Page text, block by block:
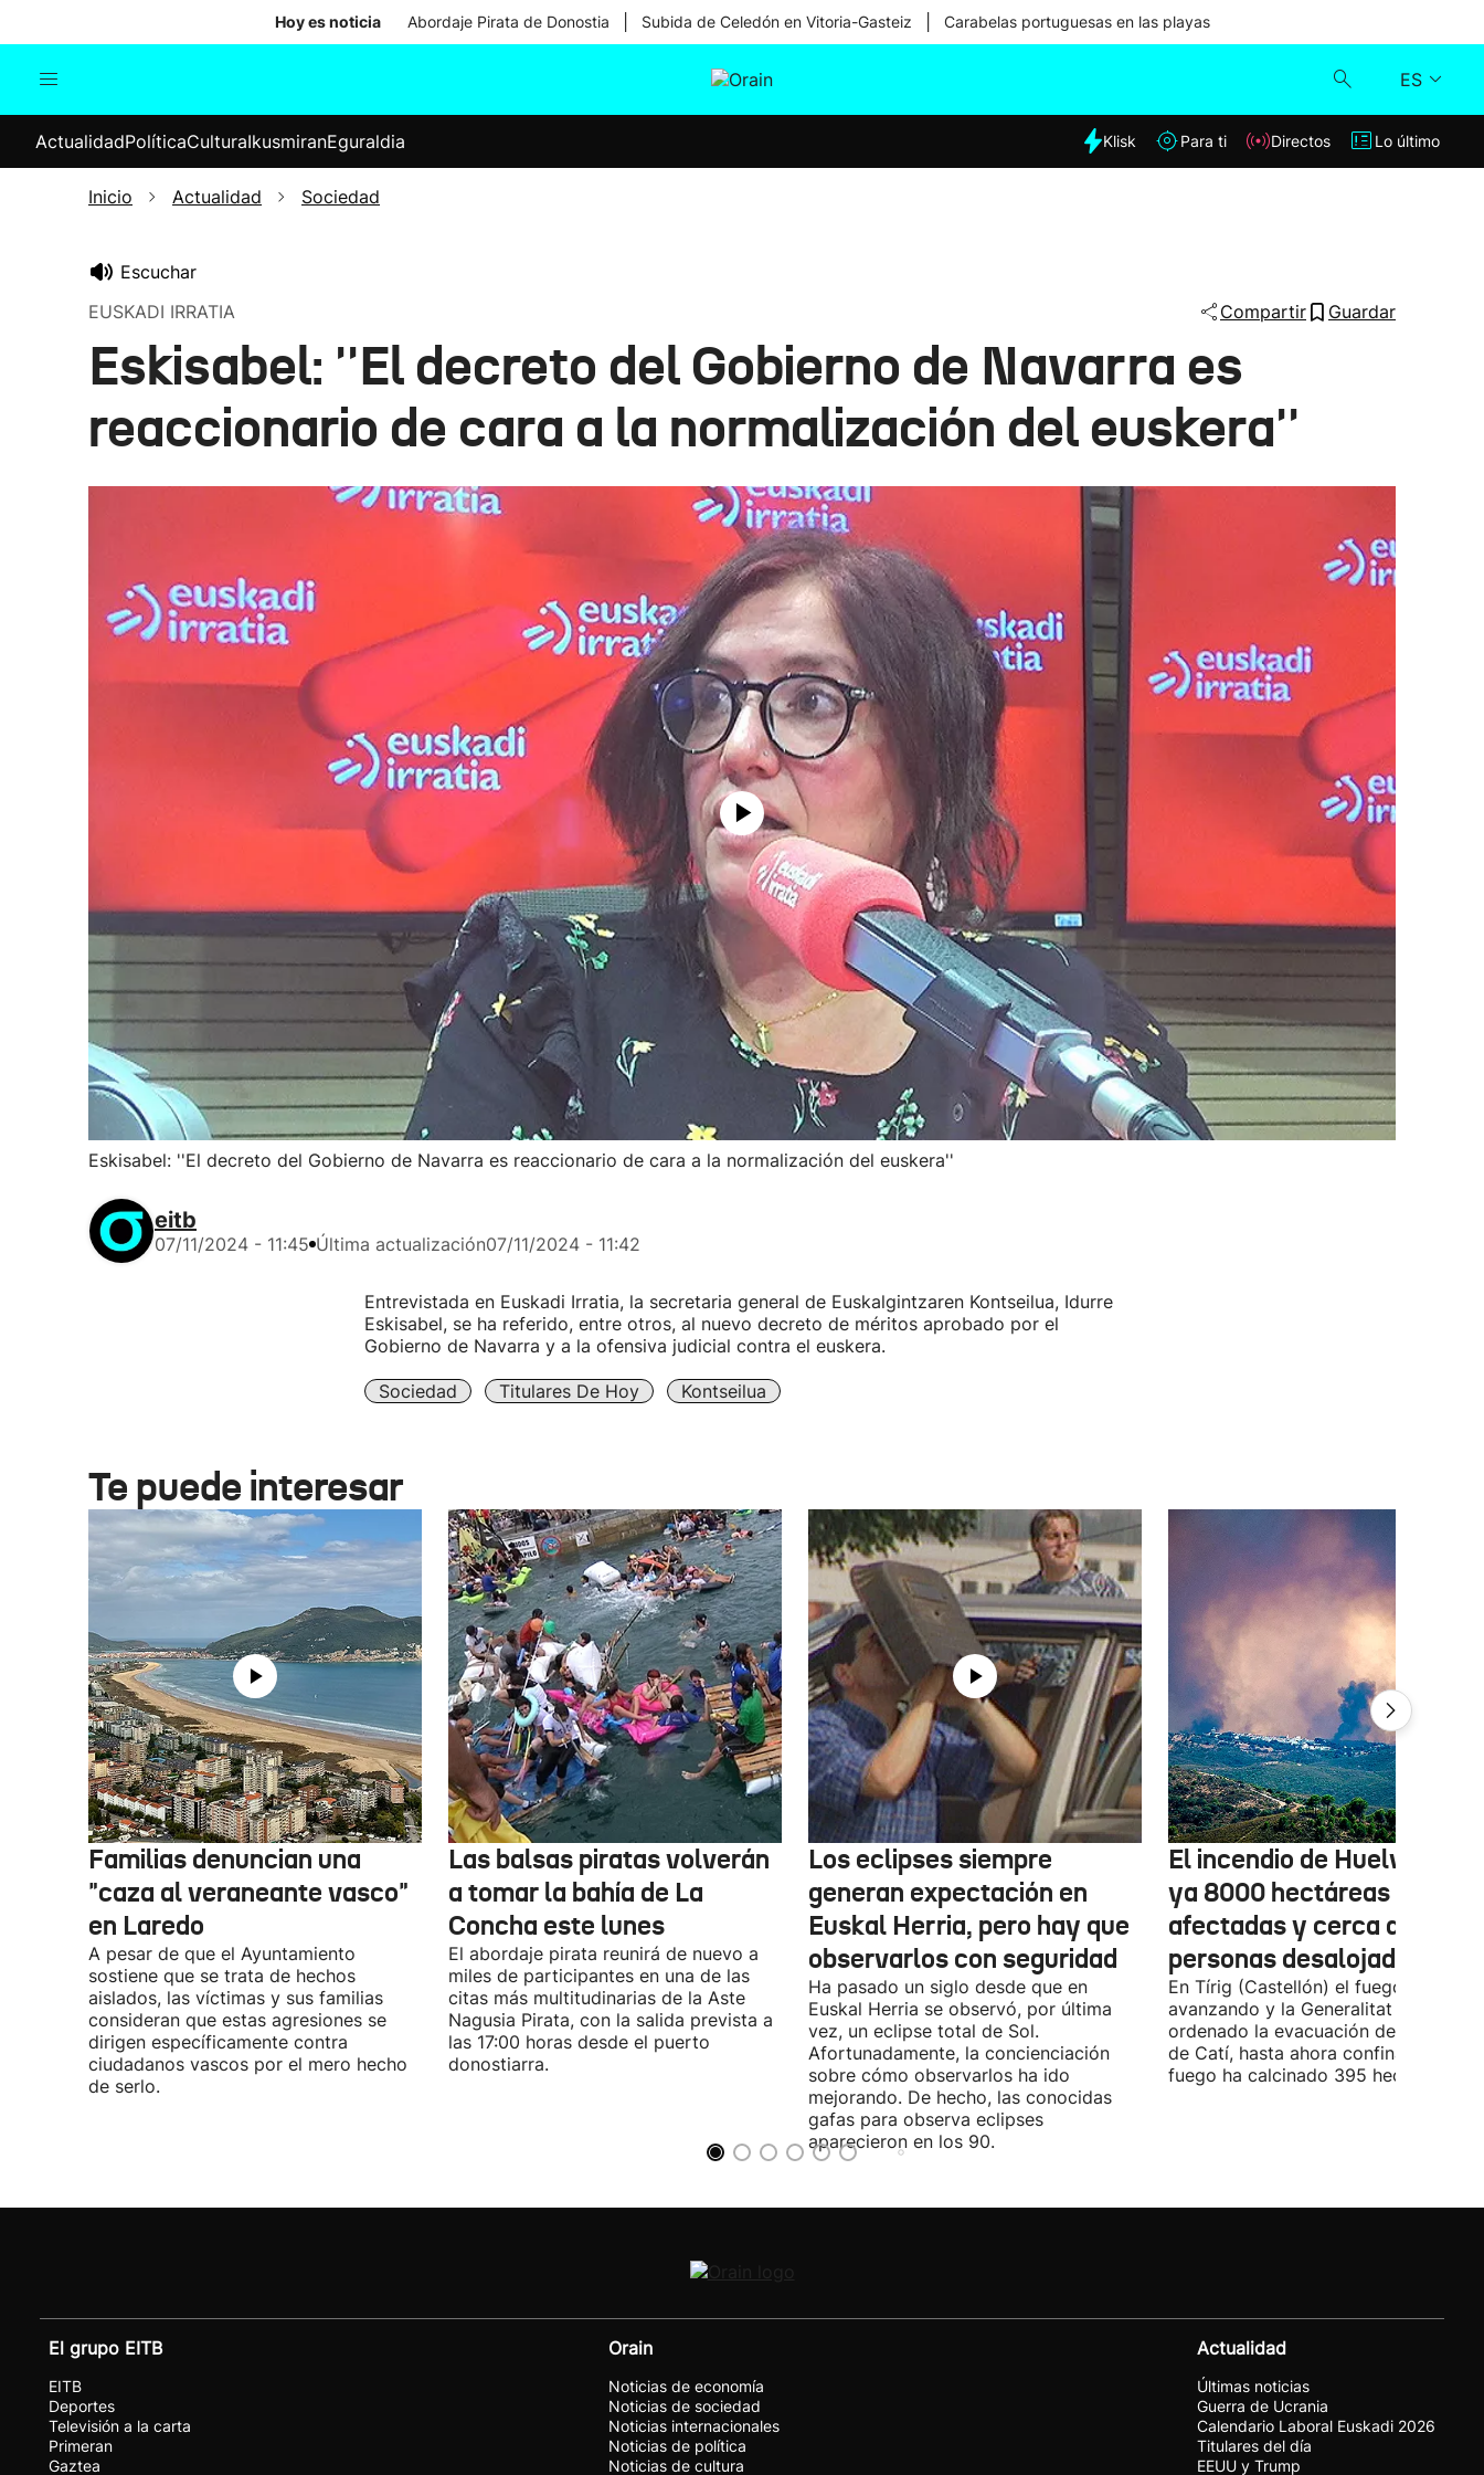
Hoy es noticia Abordaje Pirata de Donostia Subida de Celedón en Vitoria-Gasteiz Carabelas portuguesas en las playas
ES
Internacional
Elecciones
Klisk
ActualidadPolíticaCulturaIkusmiranEguraldia Klisk Para ti Directos Lo último
Inicio Actualidad Sociedad
Escuchar
EUSKADI IRRATIA
Compartir Guardar
Eskisabel: ''El decreto del Gobierno de Navarra es
reaccionario de cara a la normalización del euskera''
Eskisabel: ''El decreto del Gobierno de Navarra es reaccionario de cara a la normalización del euskera''
eitb
07/11/2024 - 11:45 Última actualización07/11/2024 - 11:42
Entrevistada en Euskadi Irratia, la secretaria general de Euskalgintzaren Kontseilua, Idurre
Eskisabel, se ha referido, entre otros, al nuevo decreto de méritos aprobado por el
Gobierno de Navarra y a la ofensiva judicial contra el euskera.
Sociedad Titulares De Hoy Kontseilua
Te puede interesar
Familias denuncian una
"caza al veraneante vasco"
en Laredo
A pesar de que el Ayuntamiento
sostiene que se trata de hechos
aislados, las víctimas y sus familias
consideran que estas agresiones se
dirigen específicamente contra
ciudadanos vascos por el mero hecho
de serlo.
Las balsas piratas volverán
a tomar la bahía de La
Concha este lunes
El abordaje pirata reunirá de nuevo a
miles de participantes en una de las
citas más multitudinarias de la Aste
Nagusia Pirata, con la salida prevista a
las 17:00 horas desde el puerto
donostiarra.
Los eclipses siempre
generan expectación en
Euskal Herria, pero hay que
observarlos con seguridad
Ha pasado un siglo desde que en
Euskal Herria se observó, por última
vez, un eclipse total de Sol.
Afortunadamente, la concienciación
sobre cómo observarlos ha ido
mejorando. De hecho, las conocidas
gafas para observa eclipses
aparecieron en los 90.
El incendio de Huelva deja
ya 8000 hectáreas
afectadas y cerca de 500
personas desalojadas
En Tírig (Castellón) el fuego sigue
avanzando y la Generalitat ha
ordenado la evacuación de la
de Catí, hasta ahora confinado. El
fuego ha calcinado 395 hectáreas.
El grupo EITB
EITB
Deportes
Televisión a la carta
Primeran
Gaztea
Orain
Noticias de economía
Noticias de sociedad
Noticias internacionales
Noticias de política
Noticias de cultura
Actualidad
Últimas noticias
Guerra de Ucrania
Calendario Laboral Euskadi 2026
Titulares del día
EEUU y Trump